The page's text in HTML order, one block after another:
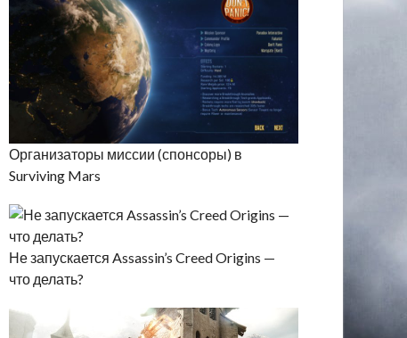
Организаторы миссии (спонсоры) в
Surviving Mars
Не запускается Assassin’s Creed Origins —
что делать?